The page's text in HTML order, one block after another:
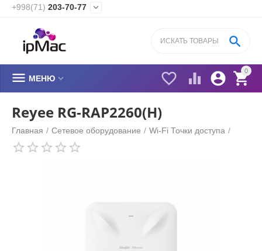
+998(71) 203-70-77 
0


 

 МЕНЮ 
Reyee RG-RAP2260(H)
Главная / Сетевое оборудование / Wi-Fi Точки доступа /